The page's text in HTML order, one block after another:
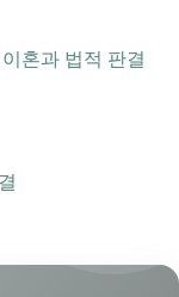
혼과 법적 판결